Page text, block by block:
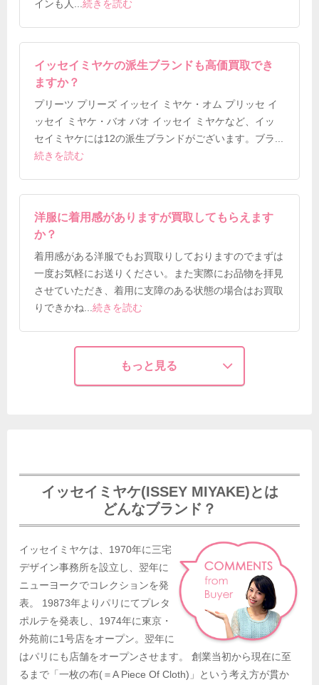
インも人 ...続きを読む
イッセイミヤケの派生ブランドも高価買取でき
ますか？
プリーツ プリーズ イッセイ ミヤケ・オム プリッセ イ
ッセイ ミヤケ・バオ バオ イッセイ ミヤケなど、イッ
セイミヤケには12の派生ブランドがございます。ブラ ...
続きを読む
洋服に着用感がありますが買取してもらえます
か？
着用感がある洋服でもお買取りしておりますのでまずは
一度お気軽にお送りください。また実際にお品物を拝見
させていただき、着用に支障のある状態の場合はお買取
りできかね...続きを読む
もっと見る
イッセイミヤケ(ISSEY MIYAKE)とは
どんなブランド？
イッセイミヤケは、1970年に三宅
デザイン事務所を設立し、翌年に
ニューヨークでコレクションを発
表。 19873年よりパリにてプレタ
ポルテを発表し、1974年に東京・
外苑前に1号店をオープン。翌年に
はパリにも店舗をオープンさせます。 創業当初から現在に至
るまで「一枚の布(＝A Piece Of Cloth)」という考え方が貫か